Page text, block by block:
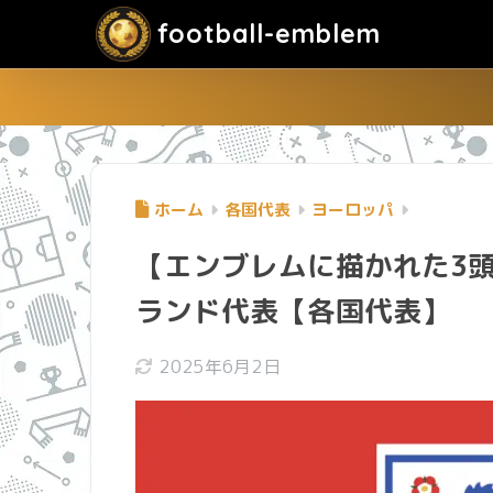
football-emblem
ホーム 各国代表 ヨーロッパ
【エンブレムに描かれた3
ランド代表【各国代表】
2025年6月2日